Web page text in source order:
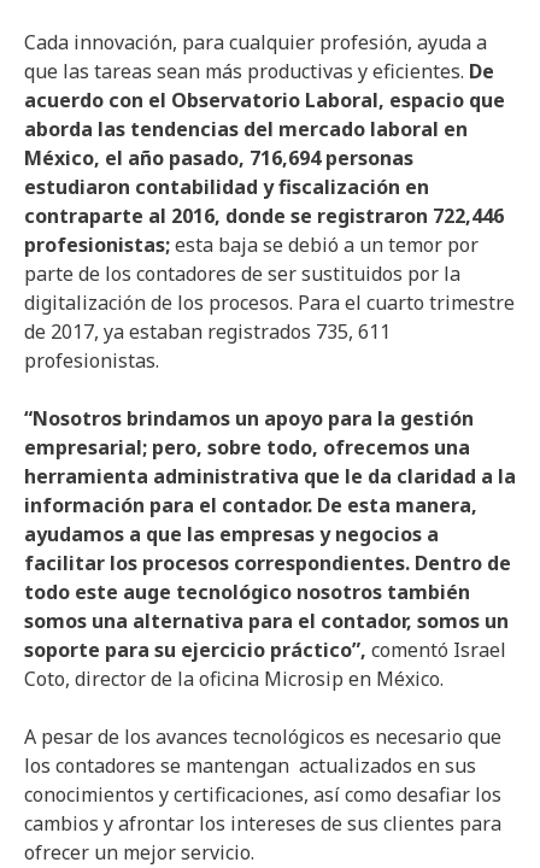
Cada innovación, para cualquier profesión, ayuda a
que las tareas sean más productivas y eficientes. De
acuerdo con el Observatorio Laboral, espacio que
aborda las tendencias del mercado laboral en
México, el año pasado, 716,694 personas
estudiaron contabilidad y fiscalización en
contraparte al 2016, donde se registraron 722,446
profesionistas;esta baja se debió a un temor por
parte de los contadores de ser sustituidos por la
digitalización de los procesos. Para el cuarto trimestre
de 2017, ya estaban registrados 735, 611
profesionistas.
“Nosotros brindamos un apoyo para la gestión
empresarial; pero, sobre todo, ofrecemos una
herramienta administrativa que le da claridad a la
información para el contador. De esta manera,
ayudamos a que las empresas y negocios a
facilitar los procesos correspondientes. Dentro de
todo este auge tecnológico nosotros también
somos una alternativa para el contador, somos un
soporte para su ejercicio práctico”, comentó Israel
Coto, director de la oficina Microsip en México.
A pesar de los avances tecnológicos es necesario que
los contadores se mantengan actualizados en sus
conocimientos y certificaciones, así como desafiar los
cambios y afrontar los intereses de sus clientes para
ofrecer un mejor servicio.